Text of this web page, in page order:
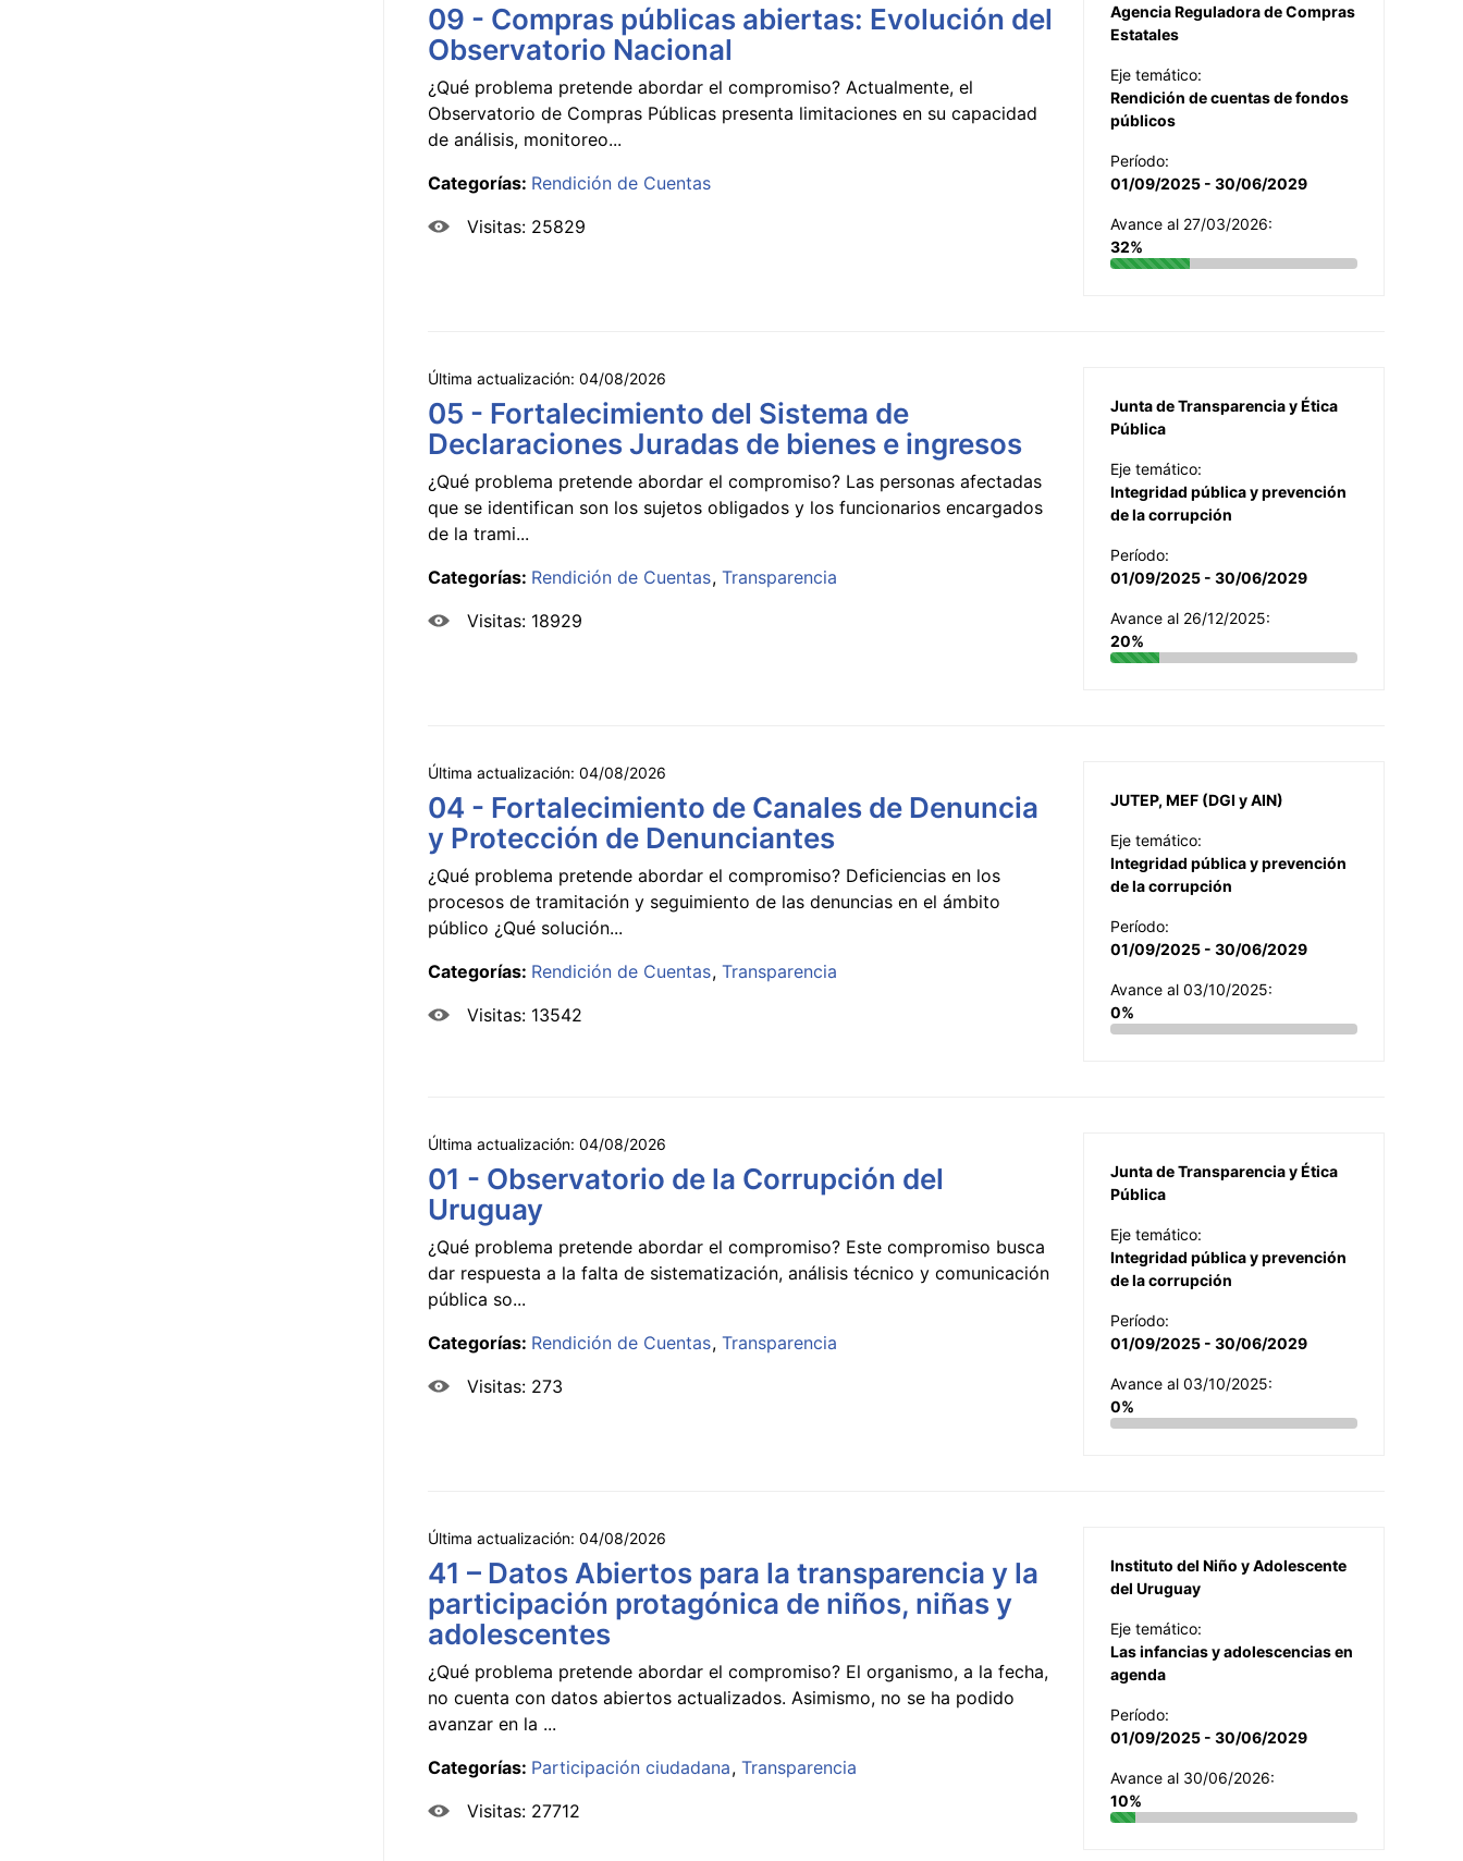
09 - Compras públicas abiertas: Evolución del
Observatorio Nacional
¿Qué problema pretende abordar el compromiso? Actualmente, el
Observatorio de Compras Públicas presenta limitaciones en su capacidad
de análisis, monitoreo...
Categorías: Rendición de Cuentas
Visitas: 25829
Agencia Reguladora de Compras
Estatales
Eje temático:
Rendición de cuentas de fondos
públicos
Período:
01/09/2025 - 30/06/2029
Avance al 27/03/2026:
32%
Última actualización: 04/08/2026
05 - Fortalecimiento del Sistema de
Declaraciones Juradas de bienes e ingresos
¿Qué problema pretende abordar el compromiso? Las personas afectadas
que se identifican son los sujetos obligados y los funcionarios encargados
de la trami...
Categorías: Rendición de Cuentas Transparencia
Visitas: 18929
Junta de Transparencia y Ética
Pública
Eje temático:
Integridad pública y prevención
de la corrupción
Período:
01/09/2025 - 30/06/2029
Avance al 26/12/2025:
20%
Última actualización: 04/08/2026
04 - Fortalecimiento de Canales de Denuncia
y Protección de Denunciantes
¿Qué problema pretende abordar el compromiso? Deficiencias en los
procesos de tramitación y seguimiento de las denuncias en el ámbito
público ¿Qué solución...
Categorías: Rendición de Cuentas Transparencia
Visitas: 13542
JUTEP, MEF (DGI y AIN)
Eje temático:
Integridad pública y prevención
de la corrupción
Período:
01/09/2025 - 30/06/2029
Avance al 03/10/2025:
0%
Última actualización: 04/08/2026
01 - Observatorio de la Corrupción del
Uruguay
¿Qué problema pretende abordar el compromiso? Este compromiso busca
dar respuesta a la falta de sistematización, análisis técnico y comunicación
pública so...
Categorías: Rendición de Cuentas Transparencia
Visitas: 273
Junta de Transparencia y Ética
Pública
Eje temático:
Integridad pública y prevención
de la corrupción
Período:
01/09/2025 - 30/06/2029
Avance al 03/10/2025:
0%
Última actualización: 04/08/2026
41 – Datos Abiertos para la transparencia y la
participación protagónica de niños, niñas y
adolescentes
¿Qué problema pretende abordar el compromiso? El organismo, a la fecha,
no cuenta con datos abiertos actualizados. Asimismo, no se ha podido
avanzar en la ...
Categorías: Participación ciudadana Transparencia
Visitas: 27712
Instituto del Niño y Adolescente
del Uruguay
Eje temático:
Las infancias y adolescencias en
agenda
Período:
01/09/2025 - 30/06/2029
Avance al 30/06/2026:
10%